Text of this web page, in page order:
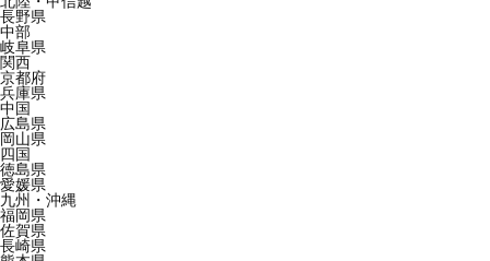
長野県
中部
岐阜県
関西
京都府
兵庫県
中国
広島県
岡山県
四国
徳島県
愛媛県
九州・沖縄
福岡県
佐賀県
長崎県